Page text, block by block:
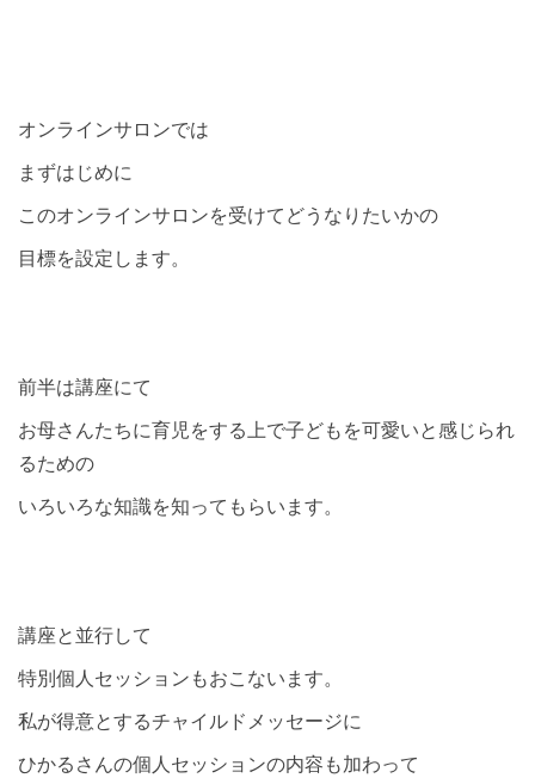
オンラインサロンでは
まずはじめに
このオンラインサロンを受けてどうなりたいかの
目標を設定します。
前半は講座にて
お母さんたちに育児をする上で子どもを可愛いと感じられ
るための
いろいろな知識を知ってもらいます。
講座と並行して
特別個人セッションもおこないます。
私が得意とするチャイルドメッセージに
ひかるさんの個人セッションの内容も加わって